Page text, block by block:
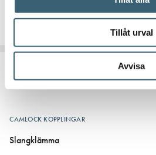
Tillåt urval
Avvisa
Köp nu!
CAMLOCK KOPPLINGAR
Slangklämma